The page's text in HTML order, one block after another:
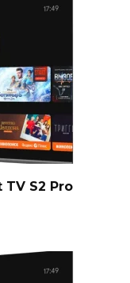
S2 Pro